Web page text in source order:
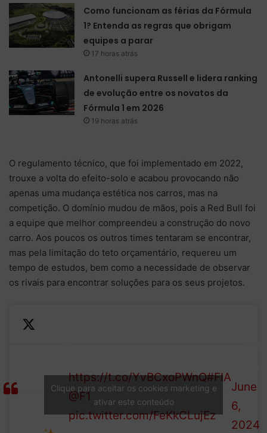
Como funcionam as férias da Fórmula
1? Entenda as regras que obrigam
equipes a parar
17 horas atrás
Antonelli supera Russell e lidera ranking
de evolução entre os novatos da
Fórmula 1 em 2026
19 horas atrás
O regulamento técnico, que foi implementado em 2022,
trouxe a volta do efeito-solo e acabou provocando não
apenas uma mudança estética nos carros, mas na
competição. O domínio mudou de mãos, pois a Red Bull foi
a equipe que melhor compreendeu a construção do novo
carro. Aos poucos os outros times tentaram se encontrar,
mas pela limitação do teto orçamentário, requereu um
tempo de estudos, bem como a necessidade de observar
os rivais para encontrar soluções para os seus projetos.
of the
2026 FIA
Formula
https://t.co/YvBCxoPWnQ#FIA
@F1
pic.twitter.com/FeKkCLujEz
June
6,
2024
Clique para aceitar os cookies marketing e
ativar este conteúdo